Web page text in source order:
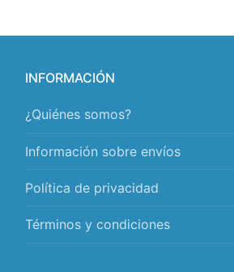
INFORMACIÓN
¿Quiénes somos?
Información sobre envíos
Política de privacidad
Términos y condiciones